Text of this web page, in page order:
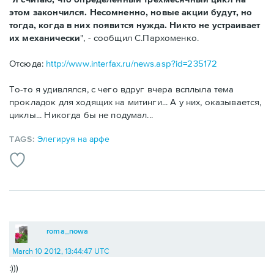
этом закончился. Несомненно, новые акции будут, но
тогда, когда в них появится нужда. Никто не устраивает
их механически", - сообщил С.Пархоменко.
Отсюда: http://www.interfax.ru/news.asp?id=235172
То-то я удивлялся, с чего вдруг вчера всплыла тема
прокладок для ходящих на митинги... А у них, оказывается,
циклы... Никогда бы не подумал...
TAGS:Элегируя на арфе
roma_nowa
March 10 2012, 13:44:47 UTC
:)))